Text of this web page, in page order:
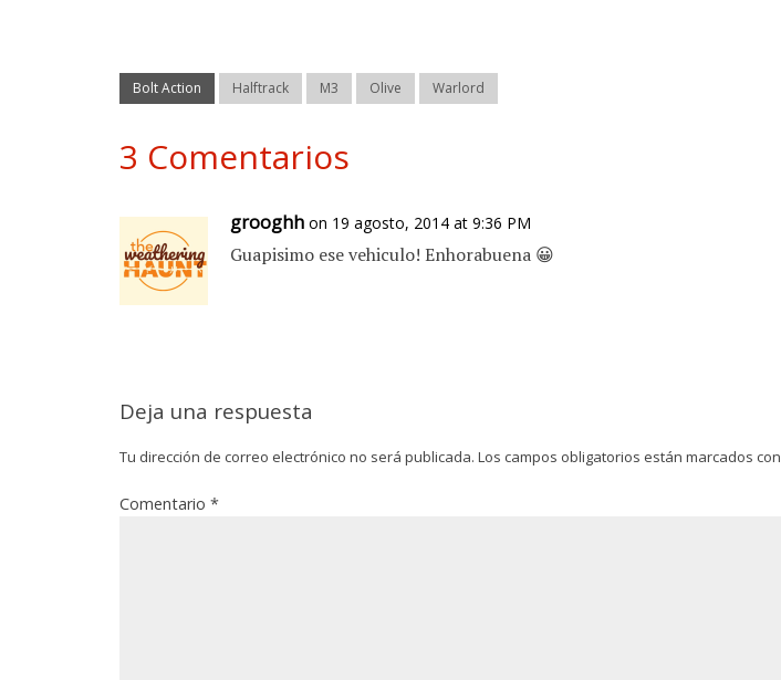
Bolt Action Halftrack M3 Olive Warlord
3 Comentarios
grooghh on 19 agosto, 2014 at 9:36 PM
Guapisimo ese vehiculo! Enhorabuena 😀
Deja una respuesta
Tu dirección de correo electrónico no será publicada. Los campos obligatorios están marcados con
Comentario *